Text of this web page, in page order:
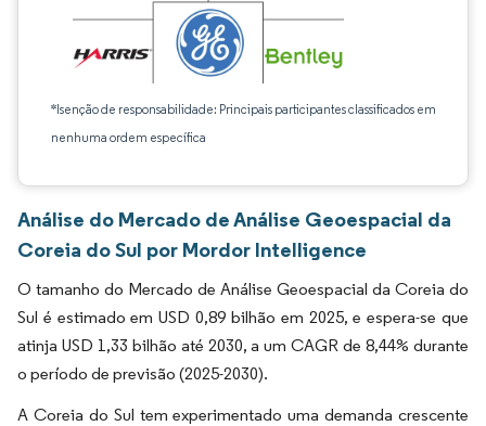
*Isenção de responsabilidade: Principais participantes classificados em
nenhuma ordem específica
Análise do Mercado de Análise Geoespacial da
Coreia do Sul por Mordor Intelligence
O tamanho do Mercado de Análise Geoespacial da Coreia do
Sul é estimado em USD 0,89 bilhão em 2025, e espera-se que
atinja USD 1,33 bilhão até 2030, a um CAGR de 8,44% durante
o período de previsão (2025-2030).
A Coreia do Sul tem experimentado uma demanda crescente